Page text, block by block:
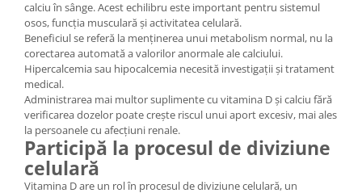
calciu în sânge. Acest echilibru este important pentru sistemul
osos, funcția musculară și activitatea celulară.
Beneficiul se referă la menținerea unui metabolism normal, nu la
corectarea automată a valorilor anormale ale calciului.
Hipercalcemia sau hipocalcemia necesită investigații și tratament
medical.
Administrarea mai multor suplimente cu vitamina D și calciu fără
verificarea dozelor poate crește riscul unui aport excesiv, mai ales
la persoanele cu afecțiuni renale.
Participă la procesul de diviziune
celulară
Vitamina D are un rol în procesul de diviziune celulară, un